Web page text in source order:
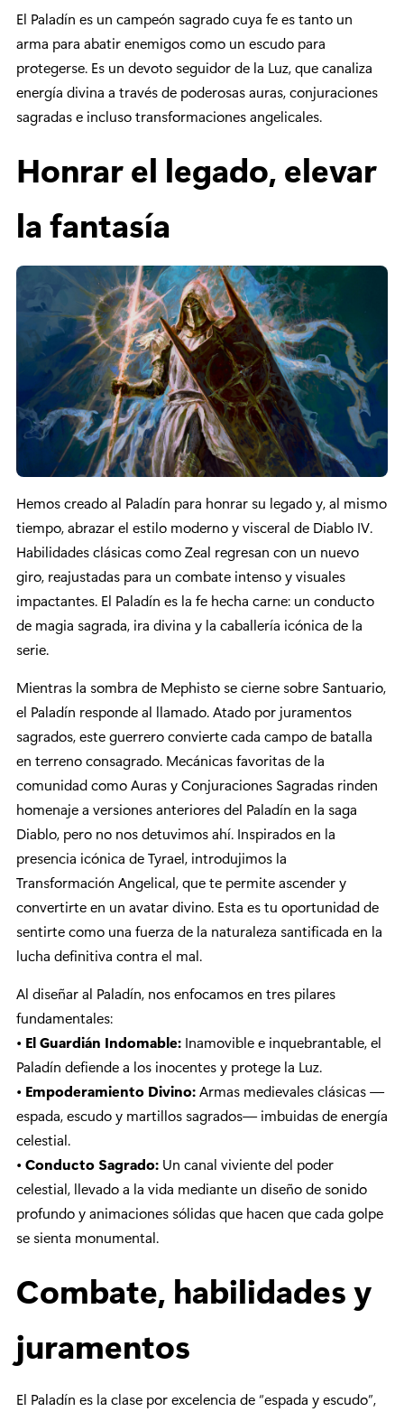
El Paladín es un campeón sagrado cuya fe es tanto un
arma para abatir enemigos como un escudo para
protegerse. Es un devoto seguidor de la Luz, que canaliza
energía divina a través de poderosas auras, conjuraciones
sagradas e incluso transformaciones angelicales.
Honrar el legado, elevar
la fantasía
Hemos creado al Paladín para honrar su legado y, al mismo
tiempo, abrazar el estilo moderno y visceral de Diablo IV.
Habilidades clásicas como Zeal regresan con un nuevo
giro, reajustadas para un combate intenso y visuales
impactantes. El Paladín es la fe hecha carne: un conducto
de magia sagrada, ira divina y la caballería icónica de la
serie.
Mientras la sombra de Mephisto se cierne sobre Santuario,
el Paladín responde al llamado. Atado por juramentos
sagrados, este guerrero convierte cada campo de batalla
en terreno consagrado. Mecánicas favoritas de la
comunidad como Auras y Conjuraciones Sagradas rinden
homenaje a versiones anteriores del Paladín en la saga
Diablo, pero no nos detuvimos ahí. Inspirados en la
presencia icónica de Tyrael, introdujimos la
Transformación Angelical, que te permite ascender y
convertirte en un avatar divino. Esta es tu oportunidad de
sentirte como una fuerza de la naturaleza santificada en la
lucha definitiva contra el mal.
Al diseñar al Paladín, nos enfocamos en tres pilares
fundamentales:
• El Guardián Indomable: Inamovible e inquebrantable, el
Paladín defiende a los inocentes y protege la Luz.
• Empoderamiento Divino:Armas medievales clásicas —
espada, escudo y martillos sagrados— imbuidas de energía
celestial.
• Conducto Sagrado: Un canal viviente del poder
celestial, llevado a la vida mediante un diseño de sonido
profundo y animaciones sólidas que hacen que cada golpe
se sienta monumental.
Combate, habilidades y
juramentos
El Paladín es la clase por excelencia de “espada y escudo”,